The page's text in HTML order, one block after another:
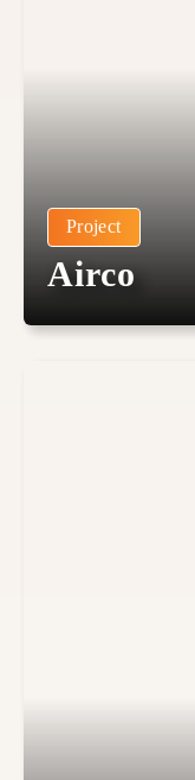
Project
Airco